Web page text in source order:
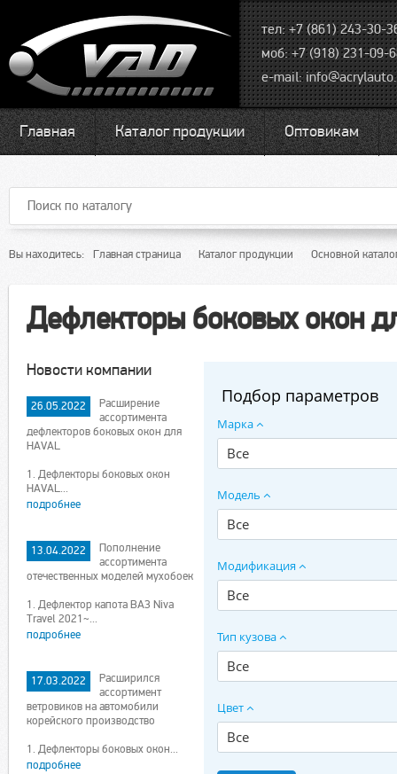
тел: +7 (861) 243-30-
моб: +7 (918) 231-09-
e-mail:
Главная Каталог продукции Оптовикам
Вы находитесь: Главная страница Каталог продукции Основной
Дефлекторы боковых окон
Новости компании
26.05.2022
Расширение
ассортимента
дефлекторов боковых окон для
HAVAL
1. Дефлекторы боковых окон
HAVAL...
подробнее
13.04.2022
Пополнение
ассортимента
отечественных моделей мухобоек
1. Дефлектор капота ВАЗ Niva
Travel 2021~...
подробнее
17.03.2022
Расширился
ассортимент
ветровиков на автомобили
корейского производство
1. Дефлекторы боковых окон...
подробнее
Подбор параметров
Марка
Все
Модель
Все
Модификация
Все
Тип кузова
Все
Цвет
Все